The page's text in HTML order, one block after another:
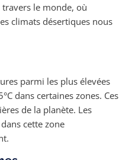
le monde, où
climats désertiques nous
parmi les plus élevées
dans certaines zones. Ces
de la planète. Les
cette zone